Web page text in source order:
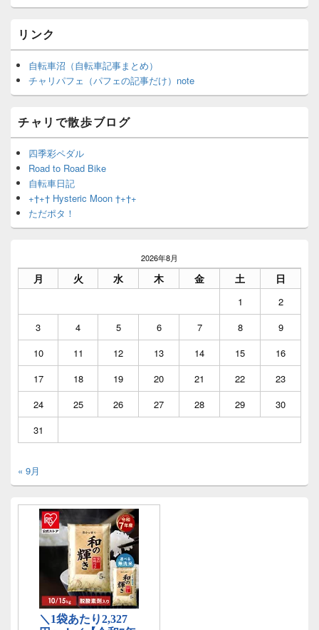
リンク
自転車沼（自転車記事まとめ）
チャリパフェ（パフェの記事だけ）note
チャリで散歩ブログ
四季彩ペダル
Road to Road Bike
自転車日記
+†+† Hysteric Moon †+†+
ただポタ！
2026年8月
月 火 水 木 金 土 日
1
2
3
4 5 6 7 8
9
10
11 12 13 14 15
16
17
18 19 20 21 22
23
24
25 26 27 28 29
30
31
« 9月